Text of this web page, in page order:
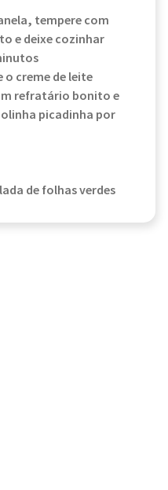
tempere com
e deixe cozinhar
o creme de leite
refratário bonito e
picadinha por
de folhas verdes